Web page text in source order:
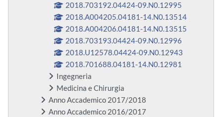
2018.703192.04424-09.N0.12995
2018.A004205.04181-14.N0.13514
2018.A004206.04181-14.N0.13515
2018.703193.04424-09.N0.12996
2018.U12578.04424-09.N0.12943
2018.701688.04181-14.N0.12981
Ingegneria
Medicina e Chirurgia
Anno Accademico 2017/2018
Anno Accademico 2016/2017